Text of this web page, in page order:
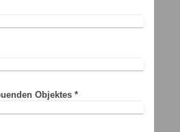
Objektes *